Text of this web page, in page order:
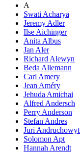
A
Swati Acharya
Jeremy Adler
Ilse Aichinger
Anita Albus
Jan Aler
Richard Alewyn
Beda Allemann
Carl Amery
Jean Améry
Jehuda Amichai
Alfred Andersch
Perry Anderson
Stefan Andres
Juri
Solomon Apt
Hannah Arendt